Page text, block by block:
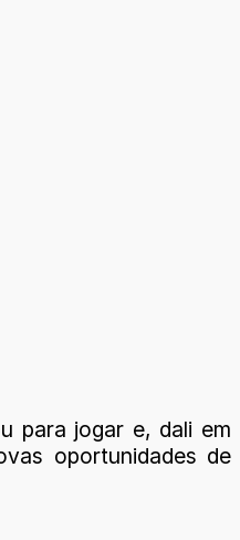
para jogar e, dali em
oportunidades de